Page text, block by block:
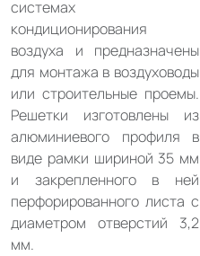
системах
кондиционирования
воздуха и предназначены
для монтажа в воздуховоды
или строительные проемы.
Решетки изготовлены из
алюминиевого профиля в
виде рамки шириной 35 мм
и закрепленного в ней
перфорированного листа с
диаметром отверстий 3,2
мм.